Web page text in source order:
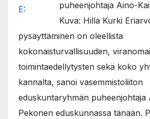
puheenjohtaja Aino-
Kuva: Hilla Kurki
pysäyttäminen on oleellista
kokonaisturvallisuuden,
toimintaedellytysten sekä koko
kannalta, sanoi vasemmistoliiton
eduskuntaryhmän puheenjohtaja
Pekonen eduskunnassa tänään.